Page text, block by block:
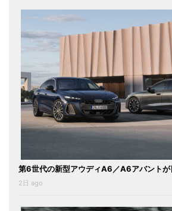
第6世代の新型アウディA6／A6アバントが
2日 ago